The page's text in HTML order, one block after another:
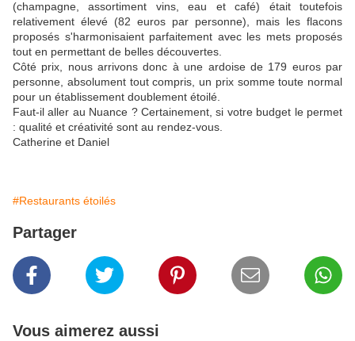
(champagne, assortiment vins, eau et café) était toutefois
relativement élevé (82 euros par personne), mais les flacons
proposés s'harmonisaient parfaitement avec les mets proposés
tout en permettant de belles découvertes.
Côté prix, nous arrivons donc à une ardoise de 179 euros par
personne, absolument tout compris, un prix somme toute normal
pour un établissement doublement étoilé.
Faut-il aller au Nuance ? Certainement, si votre budget le permet
: qualité et créativité sont au rendez-vous.
Catherine et Daniel
#Restaurants étoilés
Partager
Vous aimerez aussi